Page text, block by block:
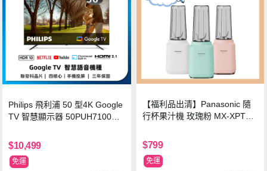
Philips 飛利浦 50 型4K Google
TV 智慧顯示器 50PUH7100
$10,499
免運
【福利品出清】Panasonic 隨
行杯果汁機 玫瑰粉 MX-XPT10
$799
免運